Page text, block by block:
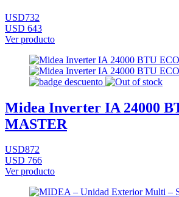
USD732
USD 643
Ver producto
Midea Inverter IA 24000
MASTER
USD872
USD 766
Ver producto